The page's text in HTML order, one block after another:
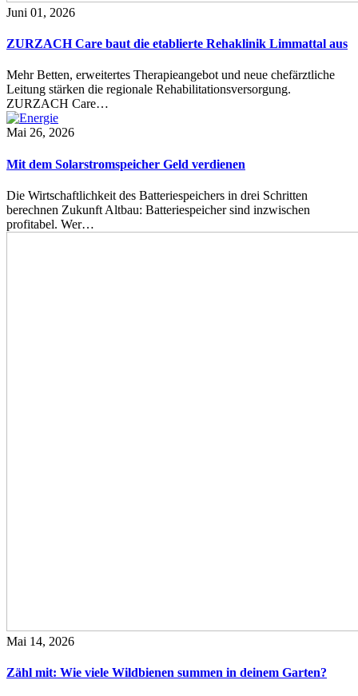
Juni 01, 2026
ZURZACH Care baut die etablierte Rehaklinik Limmattal aus
Mehr Betten, erweitertes Therapieangebot und neue chefärztliche
Leitung stärken die regionale Rehabilitationsversorgung.
ZURZACH Care…
Mai 26, 2026
Mit dem Solarstromspeicher Geld verdienen
Die Wirtschaftlichkeit des Batteriespeichers in drei Schritten
berechnen Zukunft Altbau: Batteriespeicher sind inzwischen
profitabel. Wer…
Mai 14, 2026
Zähl mit: Wie viele Wildbienen summen in deinem Garten?